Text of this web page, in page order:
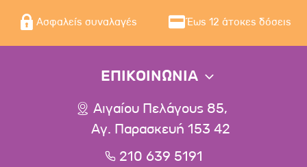
Ασφαλείς συναλαγές Έως 12 άτοκες δόσεις
ΕΠΙΚΟΙΝΩΝΙΑ
Αιγαίου Πελάγους 85,
Αγ. Παρασκευή 153 42
210 639 5191